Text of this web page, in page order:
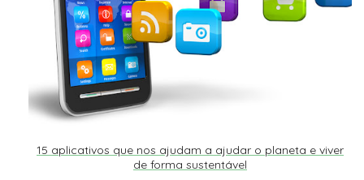
15 aplicativos que nos ajudam a ajudar o planeta e viver
de forma sustentável